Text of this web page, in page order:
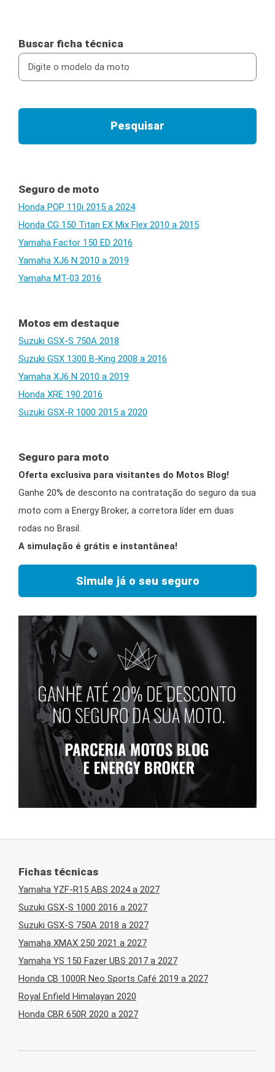
Buscar ficha técnica
Seguro de moto
Honda POP 110i 2015 a 2024
Honda CG 150 Titan EX Mix Flex 2010 a 2015
Yamaha Factor 150 ED 2016
Yamaha XJ6 N 2010 a 2019
Yamaha MT-03 2016
Motos em destaque
Suzuki GSX-S 750A 2018
Suzuki GSX 1300 B-King 2008 a 2016
Yamaha XJ6 N 2010 a 2019
Honda XRE 190 2016
Suzuki GSX-R 1000 2015 a 2020
Seguro para moto
Oferta exclusiva para visitantes do Motos Blog!
Ganhe 20% de desconto na contratação do seguro da sua
moto com a Energy Broker, a corretora líder em duas
rodas no Brasil.
A simulação é grátis e instantânea!
Simule já o seu seguro
Fichas técnicas
Yamaha YZF-R15 ABS 2024 a 2027
Suzuki GSX-S 1000 2016 a 2027
Suzuki GSX-S 750A 2018 a 2027
Yamaha XMAX 250 2021 a 2027
Yamaha YS 150 Fazer UBS 2017 a 2027
Honda CB 1000R Neo Sports Café 2019 a 2027
Royal Enfield Himalayan 2020
Honda CBR 650R 2020 a 2027